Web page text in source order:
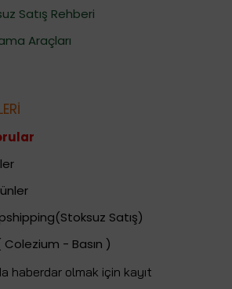
Satış Rehberi
Araçları
Satış)
- Basın )
haberdar olmak için kayıt